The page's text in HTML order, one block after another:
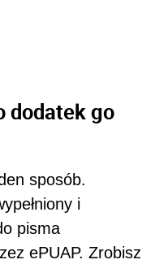
dodatek go
sposób.
i
pisma
ePUAP. Zrobisz